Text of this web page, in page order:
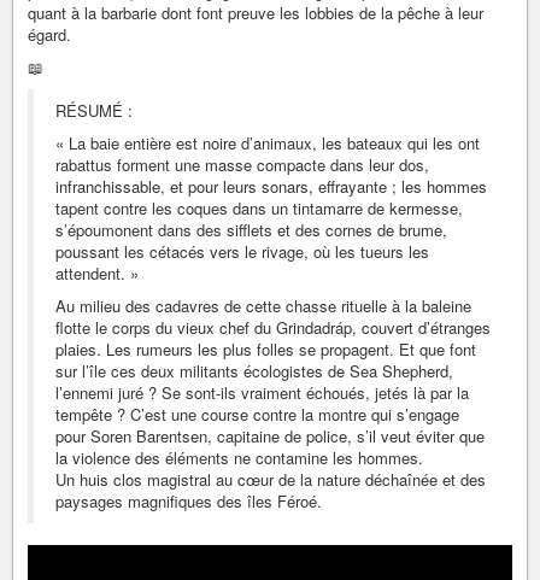
quant à la barbarie dont font preuve les lobbies de la pêche à leur
égard.
📖
RÉSUMÉ :
« La baie entière est noire d’animaux, les bateaux qui les ont
rabattus forment une masse compacte dans leur dos,
infranchissable, et pour leurs sonars, effrayante ; les hommes
tapent contre les coques dans un tintamarre de kermesse,
s’époumonent dans des sifflets et des cornes de brume,
poussant les cétacés vers le rivage, où les tueurs les
attendent. »
Au milieu des cadavres de cette chasse rituelle à la baleine
flotte le corps du vieux chef du Grindadráp, couvert d’étranges
plaies. Les rumeurs les plus folles se propagent. Et que font
sur l’île ces deux militants écologistes de Sea Shepherd,
l’ennemi juré ? Se sont-ils vraiment échoués, jetés là par la
tempête ? C’est une course contre la montre qui s’engage
pour Soren Barentsen, capitaine de police, s’il veut éviter que
la violence des éléments ne contamine les hommes.
Un huis clos magistral au cœur de la nature déchaînée et des
paysages magnifiques des îles Féroé.